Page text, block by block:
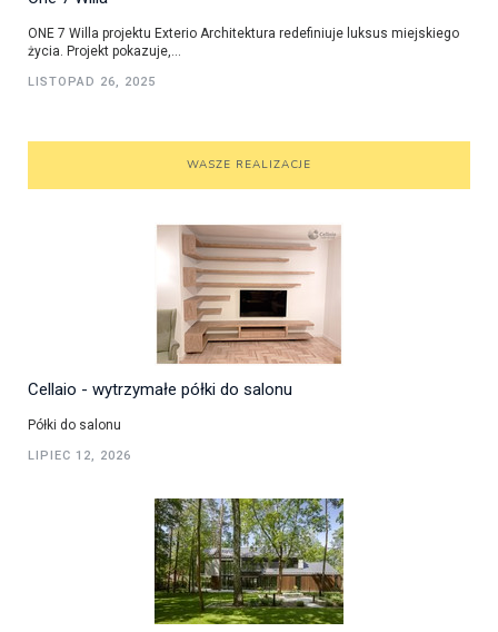
ONE 7 Willa projektu Exterio Architektura redefiniuje luksus miejskiego
życia. Projekt pokazuje,...
LISTOPAD 26, 2025
WASZE REALIZACJE
Cellaio - wytrzymałe półki do salonu
Półki do salonu
LIPIEC 12, 2026